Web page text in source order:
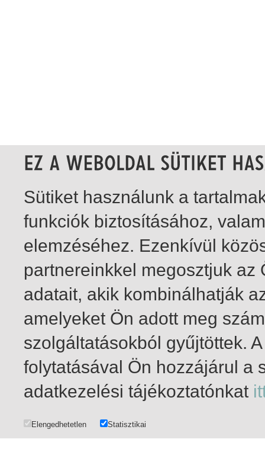
1-20 / total 293 hit
Sütiket használunk a
funkciók biztosításához,
elemzéséhez. Ezenkívül
partnereinkkel megosztjuk
adatait, akik kombinálhatják
amelyeket Ön adott meg
szolgáltatásokból gyűjtöttek.
folytatásával Ön hozzájárul a
adatkezelési tájékoztatónkat
Elengedhetetlen Statisztikai